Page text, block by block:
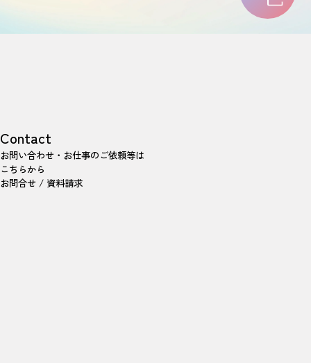
Contact
お問い合わせ・お仕事のご依頼等は
こちらから
お問合せ / 資料請求